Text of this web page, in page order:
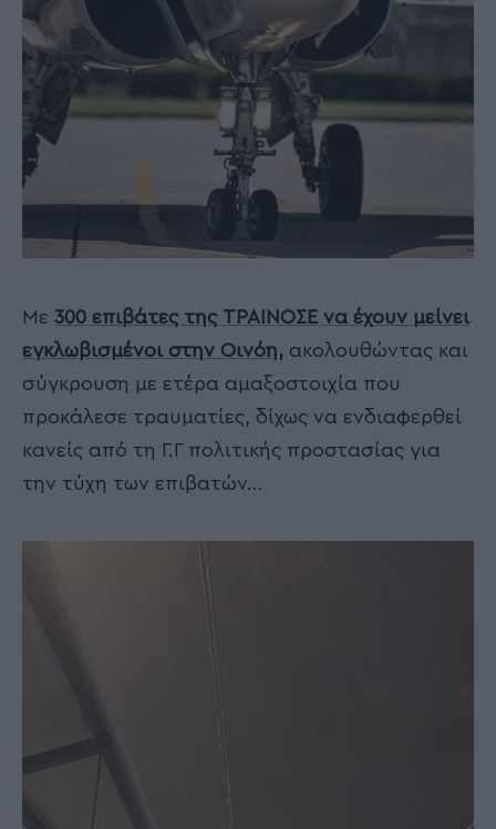
Με 300 επιβάτες της ΤΡΑΙΝΟΣΕ να έχουν μείνει
εγκλωβισμένοι στην Οινόη, ακολουθώντας και
σύγκρουση με ετέρα αμαξοστοιχία που
προκάλεσε τραυματίες, δίχως να ενδιαφερθεί
κανείς από τη Γ.Γ πολιτικής προστασίας για
την τύχη των επιβατών…